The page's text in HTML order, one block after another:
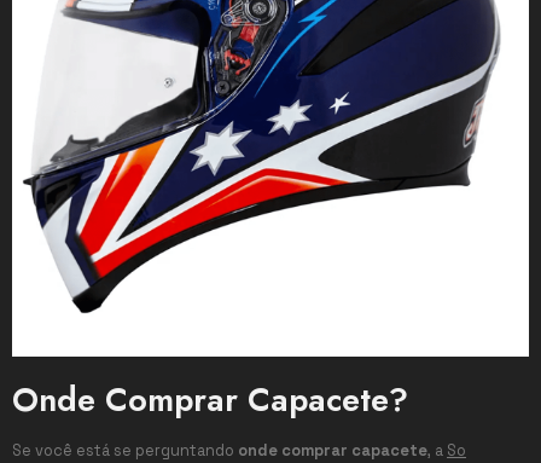
Onde Comprar Capacete?
Se você está se perguntando onde comprar capacete, a So